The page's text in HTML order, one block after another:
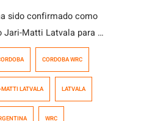
sido confirmado como
Matti Latvala para el
la próxima semana.
Argentina. Sordo es
CORDOBA WRC
LATVALA LATVALA
WRC